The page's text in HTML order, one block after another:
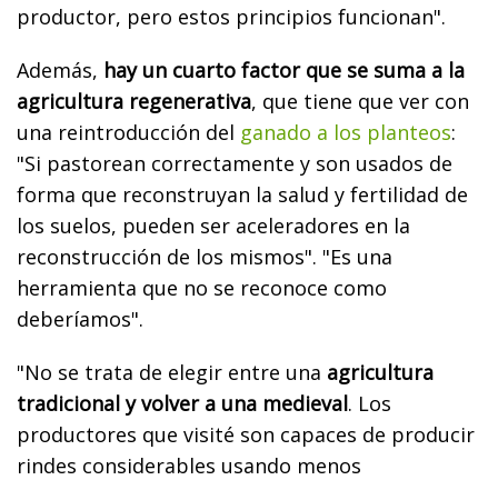
productor, pero estos principios funcionan".
Además, hay un cuarto factor que se suma a la
agricultura regenerativa, que tiene que ver con
una reintroducción del ganado a los planteos:
"Si pastorean correctamente y son usados de
forma que reconstruyan la salud y fertilidad de
los suelos, pueden ser aceleradores en la
reconstrucción de los mismos". "Es una
herramienta que no se reconoce como
deberíamos".
"No se trata de elegir entre una agricultura
tradicional y volver a una medieval. Los
productores que visité son capaces de producir
rindes considerables usando menos